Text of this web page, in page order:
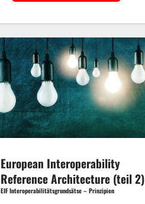
European Interoperability
Reference Architecture (teil 2)
EIF Interoperabilitätsgrundsätse – Prinzipien